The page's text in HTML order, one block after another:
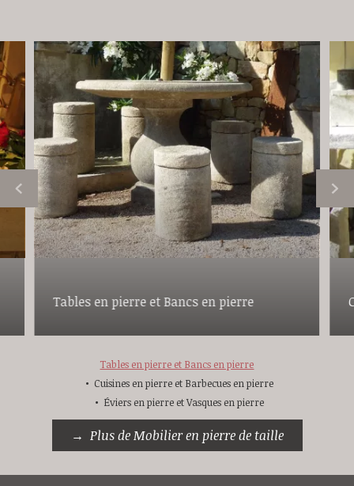
Tables en pierre et Bancs en pierre
Tables en pierre et Bancs en pierre
Cuisines en pierre et Barbecues en pierre
Éviers en pierre et Vasques en pierre
Plus de Mobilier en pierre de taille